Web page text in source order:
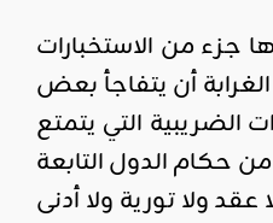
جزء من الاستخبارات
أن يتفاجأ بعض
الضريبية التي يتمتع
حكام الدول التابعة
ولا تورية ولا أدنى